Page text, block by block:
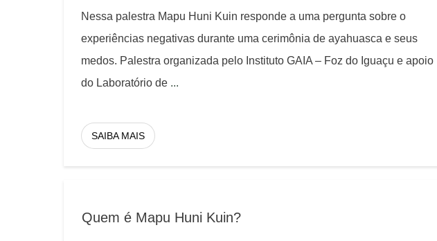
Nessa palestra Mapu Huni Kuin responde a uma pergunta sobre o
experiências negativas durante uma cerimônia de ayahuasca e seus
medos. Palestra organizada pelo Instituto GAIA – Foz do Iguaçu e apoio
do Laboratório de ...
SAIBA MAIS
Quem é Mapu Huni Kuin?